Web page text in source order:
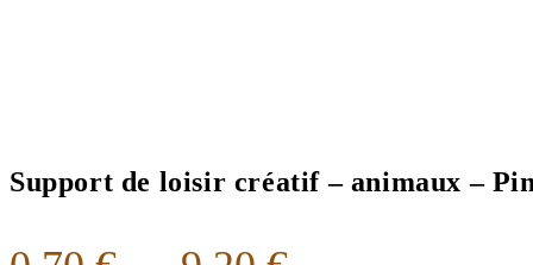
Support de loisir créatif – animaux –